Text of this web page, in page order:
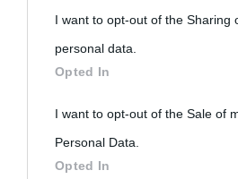
personal information by third parties
downstream participants.
This information may also be
on the IAB’s List of Downstream
disclose it to other third parties.
I want to opt-out of the Sharing
personal data.
Opted In
I want to opt-out of the Sale of
Personal Data.
Opted In